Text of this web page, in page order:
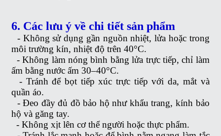
6. Các lưu ý về chi tiết sản phẩm
- Không sử dụng gần nguồn nhiệt, lửa hoặc trong
môi trường kín, nhiệt độ trên 40°C.
-Không làm nóng bình bằng lửa trực tiếp, chỉ làm
ấm bằng nước ấm 30–40°C.
- Tránh để bọt tiếp xúc trực tiếp với da, mắt và
quần áo.
-Đeo đầy đủ đồ bảo hộ như khẩu trang, kính bảo
hộ và găng tay.
-Không xịt lên cơ thể người hoặc thực phẩm.